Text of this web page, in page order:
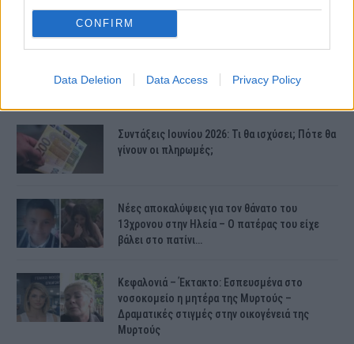
CONFIRM
Data Deletion Data Access Privacy Policy
ΤΕΛΕΥΤΑΙΕΣ ΕΙΔΗΣΕΙΣ
Συντάξεις Ιουνίου 2026: Τι θα ισχύσει; Πότε θα
γίνουν οι πληρωμές;
Νέες αποκαλύψεις για τον θάνατο του
13χρονου στην Ηλεία – Ο πατέρας του είχε
βάλει στο πατίνι…
Κεφαλονιά – Έκτακτο: Εσπευσμένα στο
νοσοκομείο η μητέρα της Μυρτούς –
Δραματικές στιγμές στην οικογένειά της
Μυρτούς